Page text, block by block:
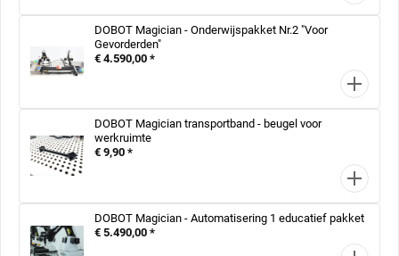
DOBOT Magician - Onderwijspakket Nr.2 "Voor
Gevorderden"
€ 4.590,00 *
DOBOT Magician transportband - beugel voor
werkruimte
€ 9,90 *
DOBOT Magician - Automatisering 1 educatief pakket
€ 5.490,00 *